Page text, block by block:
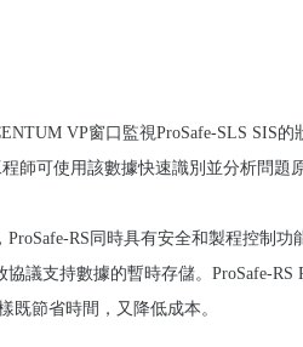
VP窗口監視ProSafe-SLS SIS
師可使用該數據快速識別並分析問題原
RS同時具有安全和製程控制
議支持數據的暫時存儲。ProSafe-RS
既節省時間，又降低成本。